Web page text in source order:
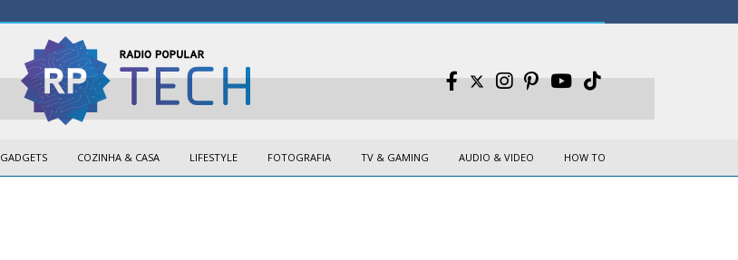
GADGETS COZINHA & CASA LIFESTYLE FOTOGRAFIA TV & GAMING AUDIO & VIDEO HOW TO